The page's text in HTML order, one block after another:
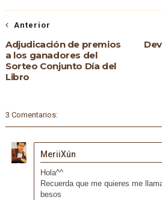
Anterior
Adjudicación de premios
a los ganadores del
Sorteo Conjunto Día del
Libro
3 Comentarios:
MeriiXún
Hola^^
Recuerda que me quieres me
besos